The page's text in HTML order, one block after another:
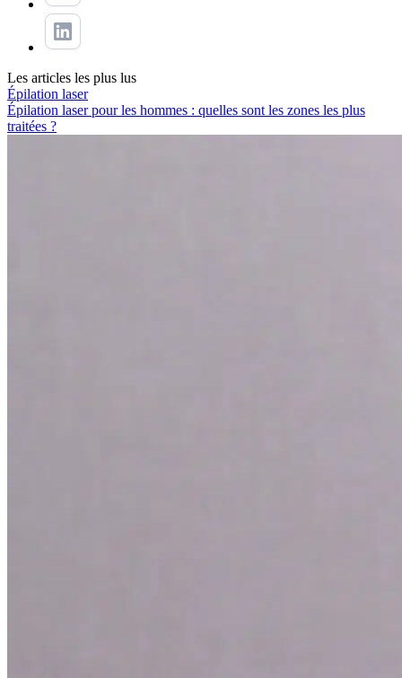
Les articles les plus lus
Épilation laser
Épilation laser pour les hommes : quelles sont les zones les plus
traitées ?